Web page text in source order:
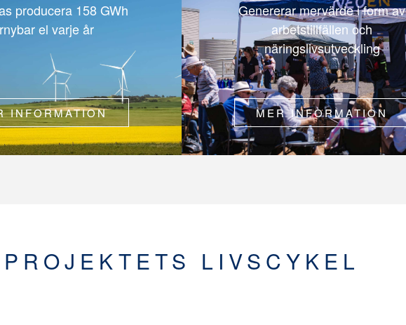
producera158 GWh
el varje år
INFORMATION
Genererar mervärde i form av
arbetstillfällen och
näringslivsutveckling
MER INFORMATION
PROJEKTETS LIVSCYKEL